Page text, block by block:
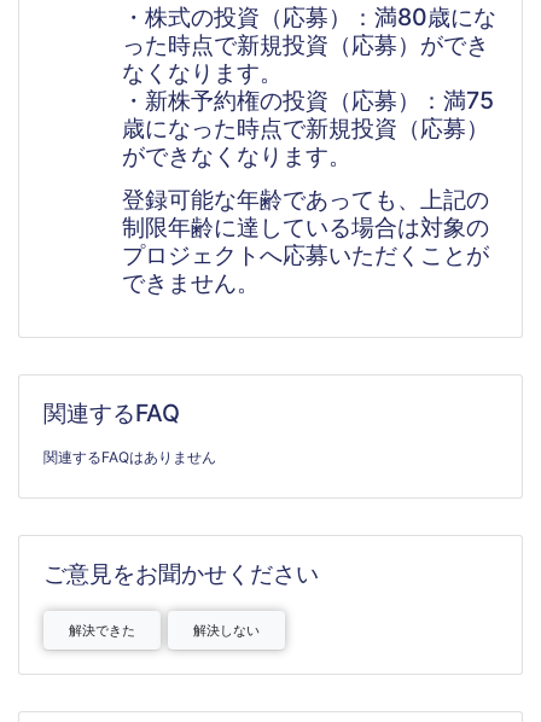
・株式の投資（応募）：満80歳にな
った時点で新規投資（応募）ができ
なくなります。
・新株予約権の投資（応募）：満75
歳になった時点で新規投資（応募）
ができなくなります。
登録可能な年齢であっても、上記の
制限年齢に達している場合は対象の
プロジェクトへ応募いただくことが
できません。
関連するFAQ
関連するFAQはありません
ご意見をお聞かせください
解決できた 解決しない